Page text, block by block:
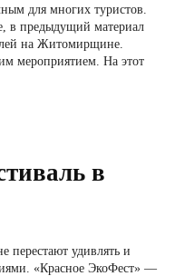
для многих туристов.
в предыдущий материал
на Житомирщине.
мероприятием. На этот
в
перестают удивлять и
«Красное ЭкоФест» —